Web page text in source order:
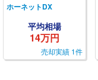
ホーネットDX
平均相場
14万円
売却実績 1件